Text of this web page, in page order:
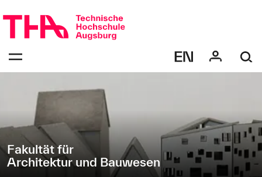
überspringen
zur
Navigation
"Architektur
und
Bauwesen"
Fakultät für
Architektur und Bauwesen
bestätigen
Öffnen
Menüs